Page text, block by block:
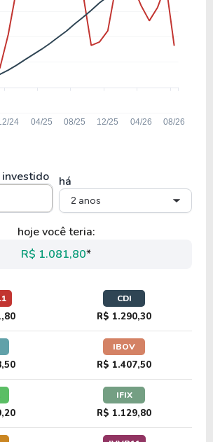
investido há
2 anos
hoje você teria:
R$ 1.081,80*
CDI
R$ 1.290,30
IBOV
R$ 1.407,50
IFIX
R$ 1.129,80